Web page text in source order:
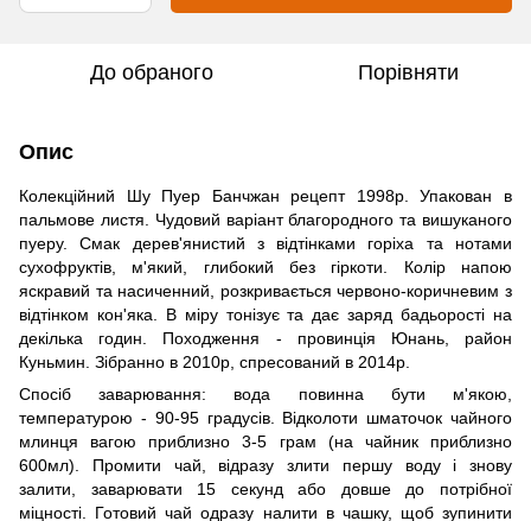
До обраного Порівняти
Опис
Колекційний Шу Пуер Банчжан рецепт 1998р. Упакован в
пальмове листя. Чудовий варіант благородного та вишуканого
пуеру. Смак дерев'янистий з відтінками горіха та нотами
сухофруктів, м'який, глибокий без гіркоти. Колір напою
яскравий та насиченний, розкривається червоно-коричневим з
відтінком кон'яка. В міру тонізує та дає заряд бадьорості на
декілька годин. Походження - провинція Юнань, район
Куньмин. Зібранно в 2010р, спресований в 2014р.
Спосіб заварювання: вода повинна бути м'якою,
температурою - 90-95 градусів. Відколоти шматочок чайного
млинця вагою приблизно 3-5 грам (на чайник приблизно
600мл). Промити чай, відразу злити першу воду і знову
залити, заварювати 15 секунд або довше до потрібної
міцності. Готовий чай одразу налити в чашку, щоб зупинити